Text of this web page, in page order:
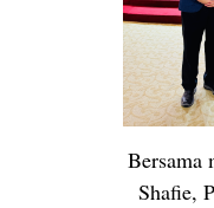
Bersama
Shafie,